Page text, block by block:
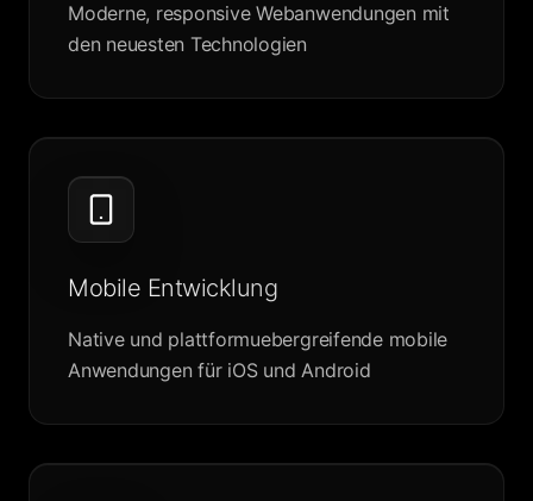
Moderne, responsive Webanwendungen mit
den neuesten Technologien
Mobile Entwicklung
Native und plattformuebergreifende mobile
Anwendungen für iOS und Android